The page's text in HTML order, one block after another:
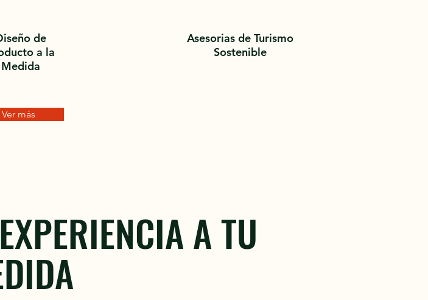
de
a la
Medida
Asesorias de Turismo
Sostenible
Ver más
A TU